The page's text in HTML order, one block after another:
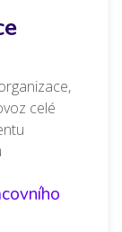
celé